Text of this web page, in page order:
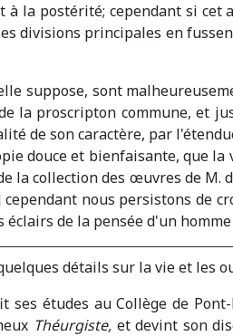
la postérité; cependant si
divisions principales en
suppose, sont
la proscripton commune, et
de son caractère, par
douce et bienfaisante, que
la collection des œuvres de
cependant nous persistons
de la pensée d'un
détails sur la vie et les
ses études au Collège de
Théurgiste, et devint son